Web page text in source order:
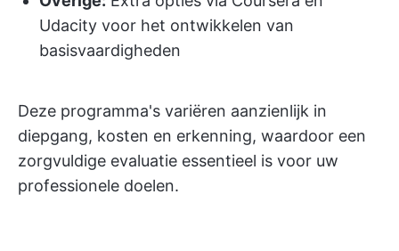
Udacity voor het ontwikkelen van
basisvaardigheden
Deze programma's variëren aanzienlijk in
diepgang, kosten en erkenning, waardoor een
zorgvuldige evaluatie essentieel is voor uw
professionele doelen.